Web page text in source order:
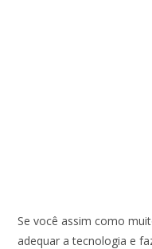
Se você assim como
adequar a tecnologia e